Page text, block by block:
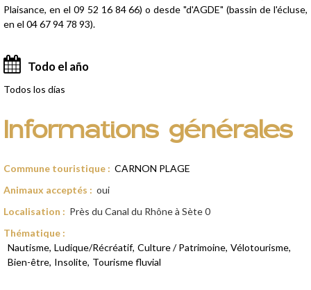
Plaisance, en el 09 52 16 84 66) o desde "d'AGDE" (bassin de l'écluse,
en el 04 67 94 78 93).
Todo el año
Todos los días
Informations générales
Commune touristique : CARNON PLAGE
Animaux acceptés : oui
Localisation : Près du Canal du Rhône à Sète 0
Thématique :
Nautisme Ludique/Récréatif Culture / Patrimoine Vélotourisme
Bien-être Insolite Tourisme fluvial